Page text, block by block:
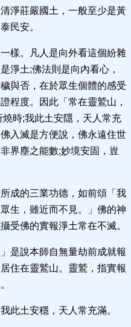
淨莊嚴國土，一般至少是黃
民安。
樣。凡人是向外看這個紛雜
淨土;佛法則是向內看心，
與否，在於眾生個體的感受
程度。因此「常在靈鷲山，
時;我此土安隱，天人常充
入滅是方便說，佛永遠住世
界塵之能數;妙境安固，豈
成的三業功德，如前頌「我
生，雖近而不見。」佛的神
受佛的實報淨土常在不滅。
是說本師自無量劫前成就報
住在靈鷲山。靈鷲，指實報
此土安穩，天人常充滿。